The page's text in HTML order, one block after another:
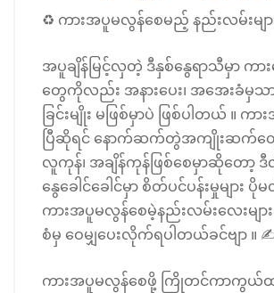
♻️ ကားအပူမလွန်စေမည့် နည်းလမ်းမျာ
အပူချိန်မြင့်လှတဲ့ ဒီနှစ်နွေရာသီမှာ ကာ
တွေကိုလည်း အနားပေး၊ အအေးခံမှ
ခြင်းမျိုး မဖြစ်မှာပဲ ဖြစ်ပါတယ် ။
ပြီဆိုရင် နောက်ဆက်တွဲအကျိုးဆက်တွ
လူကုန်၊ အချိန်ကုန်ဖြစ်စေမှာဆိုတော့
နွေခေါင်ခေါင်မှာ စိတ်ပင်ပန်းမှုများ
ကားအပူမလွန်စေမဲ့နည်းလမ်းလေးမျာ
စံမှ ဝေမျှပေးလိုက်ရပါတယ်ခင်ဗျာ ။
ကားအပူမလွန်စေဖို့ ကြိုတင်ကာကွယ်ထ